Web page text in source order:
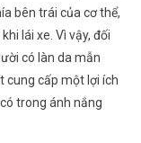
bên trái của cơ thể,
lái xe. Vì vậy, đối
có làn da mẫn
cung cấp một lợi ích
trong ánh nắng